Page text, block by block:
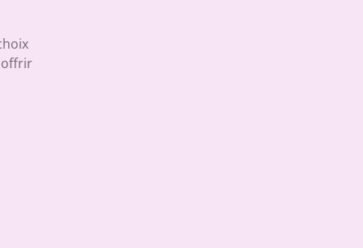
offrir